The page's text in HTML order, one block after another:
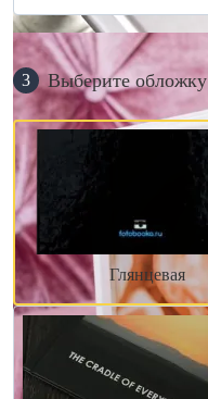
3 Выберите обложку
Глянцевая